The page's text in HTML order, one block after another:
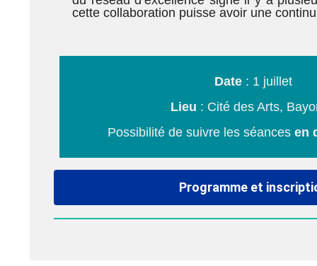
cette collaboration puisse avoir une
Date : 1 juillet
Lieu : Cité des Arts,
Possibilité de suivre les séances en
Programme et